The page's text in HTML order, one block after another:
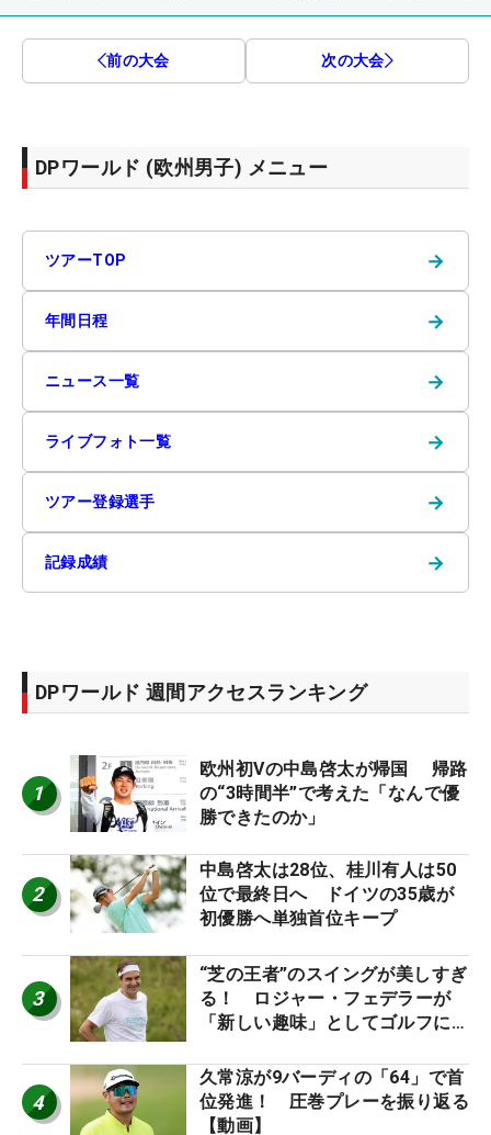
前の大会 次の大会
DPワールド (欧州男子) メニュー
ツアーTOP →
年間日程 →
ニュース一覧 →
ライブフォト一覧 →
ツアー登録選手 →
記録成績 →
DPワールド 週間アクセスランキング
1
欧州初Vの中島啓太が帰国 帰路
の“3時間半”で考えた「なんで優
勝できたのか」
2
中島啓太は28位、桂川有人は50
位で最終日へ ドイツの35歳が
初優勝へ単独首位キープ
3
“芝の王者”のスイングが美しすぎ
る！ ロジャー・フェデラーが
「新しい趣味」としてゴルフに挑
4
久常涼が9バーディの「64」で首
位発進！ 圧巻プレーを振り返る
【動画】